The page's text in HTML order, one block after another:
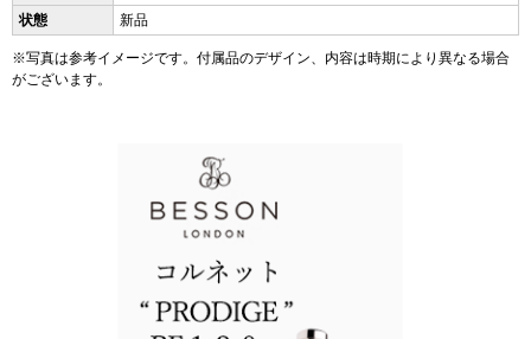
状態
新品
※写真は参考イメージです。付属品のデザイン、内容は時期により異なる場合
がございます。